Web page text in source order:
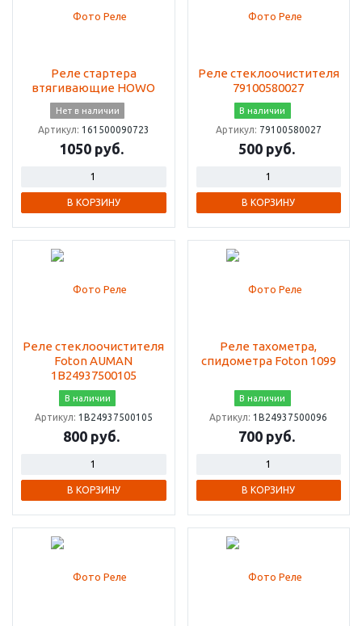
Реле стартера
втягивающие HOWO
Нет в наличии
Артикул: 161500090723
1050 руб.
В КОРЗИНУ
Реле стеклоочистителя
79100580027
В наличии
Артикул: 79100580027
500 руб.
В КОРЗИНУ
Реле стеклоочистителя
Foton AUMAN
1B24937500105
В наличии
Артикул: 1B24937500105
800 руб.
В КОРЗИНУ
Реле тахометра,
спидометра Foton 1099
В наличии
Артикул:1B24937500096
700 руб.
В КОРЗИНУ